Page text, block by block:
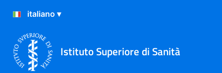
Istituto Superiore di Sanità